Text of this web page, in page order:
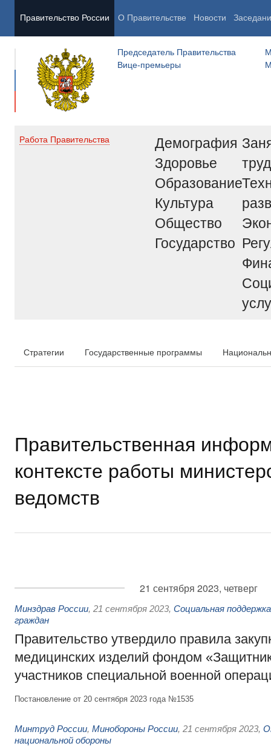
Правительство России О Правительстве Новости
Председатель Правительства
Вице-премьеры
Работа Правительства
Демография
Здоровье
Образование
Культура
Общество
Государство
труд
Стратегии Государственные программы
Правительственная
контексте работы
ведомств
21 сентября 2023, четверг
Минздрав России, 21 сентября 2023, Социальная
граждан
Правительство утвердило правила
медицинских изделий фондом
участников специальной военной
Постановление от 20 сентября 2023 года №1535
Минтруд России, Минобороны России, 21 сентября 2023,
национальной обороны